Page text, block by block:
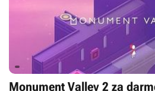
Monument Valley 2 za